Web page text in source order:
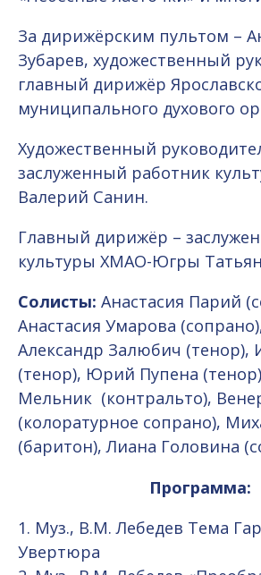
За дирижёрским пультом –
Зубарев, художественный
главный дирижёр
муниципального духового
Художественный
заслуженный работник
Валерий Санин.
Главный дирижёр –
культуры ХМАО-Югры
Солисты: Анастасия Парий
Анастасия Умарова
Александр Залюбич (тенор),
(тенор), Юрий Пупена
Мельник (контральто),
(колоратурное сопрано),
(баритон), Лиана Головина
Программа:
1. Муз., В.М. Лебедев Тема
Увертюра